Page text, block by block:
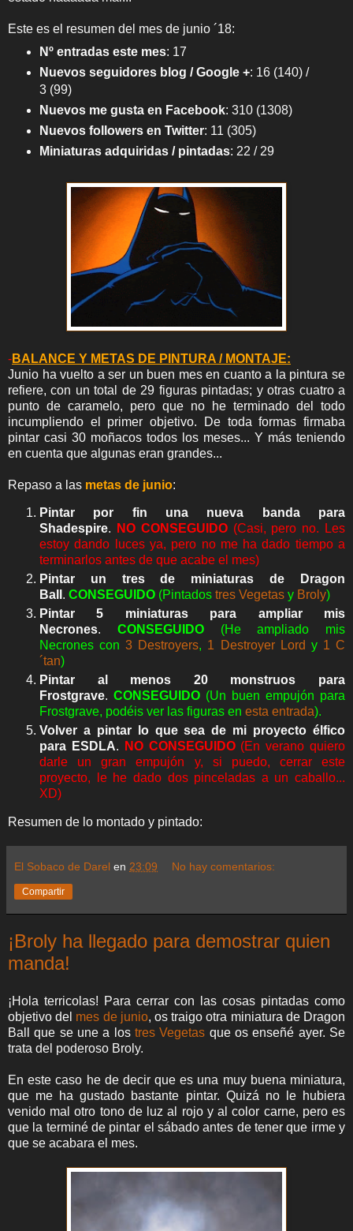
Este es el resumen del mes de junio ´18:
Nº entradas este mes: 17
Nuevos seguidores blog / Google +: 16 (140) /
3 (99)
Nuevos me gusta en Facebook: 310 (1308)
Nuevos followers en Twitter: 11 (305)
Miniaturas adquiridas / pintadas: 22 / 29
-BALANCE Y METAS DE PINTURA / MONTAJE:
Junio ha vuelto a ser un buen mes en cuanto a la pintura se
refiere, con un total de 29 figuras pintadas; y otras cuatro a
punto de caramelo, pero que no he terminado del todo
incumpliendo el primer objetivo. De toda formas firmaba
pintar casi 30 moñacos todos los meses... Y más teniendo
en cuenta que algunas eran grandes...
Repaso a las metas de junio:
Pintar por fin una nueva banda para
Shadespire. NO CONSEGUIDO(Casi, pero no. Les
estoy dando luces ya, pero no me ha dado tiempo a
terminarlos antes de que acabe el mes)
Pintar un tres de miniaturas de Dragon
Ball . CONSEGUIDO (Pintados tres Vegetas y Broly)
Pintar 5 miniaturas para ampliar mis
Necrones. CONSEGUIDO(He ampliado mis
Necrones con3 Destroyers, 1 Destroyer Lord y 1 C
´tan)
Pintar al menos 20 monstruos para
Frostgrave. CONSEGUIDO (Un buen empujón para
Frostgrave, podéis ver las figuras en esta entrada).
Volver a pintar lo que sea de mi proyecto élfico
para ESDLA. NO CONSEGUIDO(En verano quiero
darle un gran empujón y, si puedo, cerrar este
proyecto, le he dado dos pinceladas a un caballo...
XD)
Resumen de lo montado y pintado:
El Sobaco de Darel en 23:09 No hay comentarios:
Compartir
¡Broly ha llegado para demostrar quien
manda!
¡Hola terricolas! Para cerrar con las cosas pintadas como
objetivo del mes de junio, os traigo otra miniatura de Dragon
Ball que se une a los tres Vegetas que os enseñé ayer. Se
trata del poderoso Broly.
En este caso he de decir que es una muy buena miniatura,
que me ha gustado bastante pintar. Quizá no le hubiera
venido mal otro tono de luz al rojo y al color carne, pero es
que la terminé de pintar el sábado antes de tener que irme y
que se acabara el mes.